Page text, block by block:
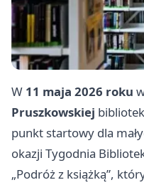
W 11 maja 2026 roku
Pruszkowskiej
punkt startowy dla
okazji Tygodnia
„Podróż z książką”,